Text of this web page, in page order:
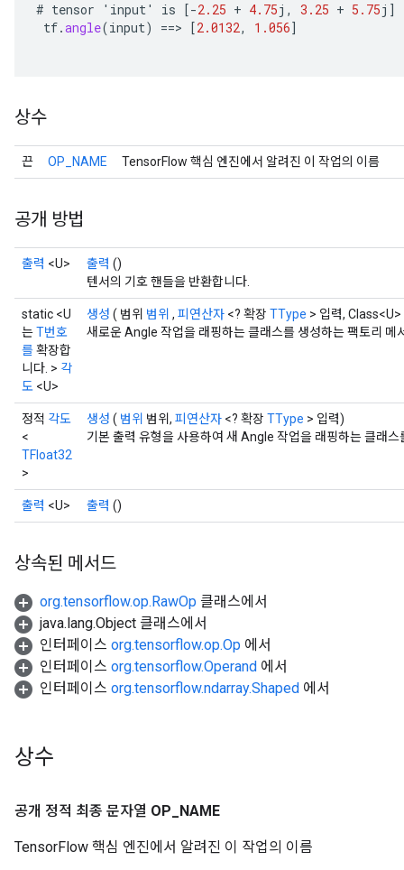
# tensor ' input' is [-2.25 + 4.75j , 3.25 + 5.75j ]
tf.angle(input) ==> [2.0132, 1.056]
상수
끈 OP_NAME TensorFlow 핵심 엔진에서 알려진 이 작업의 이름
공개 방법
출력 <U> 출력 ()
텐서의 기호 핸들을 반환합니다.
static <U
는T번호
를확장합
니다. > 각
도 <U>
생성 ( 범위 범위 , 피연산자 <? 확장 TType > 입력,
새로운 Angle 작업을 래핑하는 클래스를 생성하는 팩토리 메
정적 각도
<
TFloat32
>
생성 ( 범위 범위, 피연산자 <? 확장 TType > 입력)
기본 출력 유형을 사용하여 새 Angle 작업을 래핑하는 클래
출력 <U> 출력 ()
상속된 메서드
org.tensorflow.op.RawOp 클래스에서
java.lang.Object 클래스에서
인터페이스 org.tensorflow.op.Op 에서
인터페이스 org.tensorflow.Operand 에서
인터페이스 org.tensorflow.ndarray.Shaped 에서
상수
공개 정적 최종 문자열 OP NAME
TensorFlow 핵심 엔진에서 알려진 이 작업의 이름